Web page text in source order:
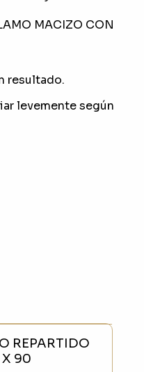
MACIZO CON
resultado.
levemente según
- 16 %
REPARTIDO
X 90